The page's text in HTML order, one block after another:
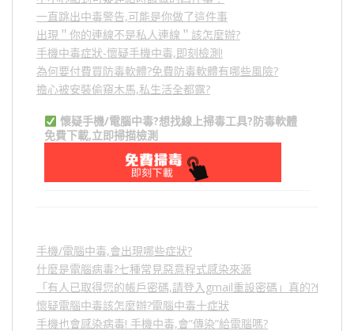
一直跳出中毒警告,可能是你做了這件事
出現＂你的連線不是私人連線＂該怎麼辦?
手機中毒症狀-懷疑手機中毒,即刻檢測!
為何要付費買防毒軟體?免費防毒軟體有哪些風險?
擔心被安裝偷窺木馬,私生活全都露?
懷疑手機/電腦中毒?想找線上掃毒工具?防毒軟體
免費下載,立即掃描檢測
手機/電腦中毒,會出現哪些症狀?
什麼是電腦病毒?七種常見惡意程式感染來源
「有人已取得您的帳戶密碼,請登入gmail重設密碼」真的?假的?5
懷疑電腦中毒該怎麼辦?電腦中毒十症狀
手機也會感染病毒! 手機中毒,會”傳染”給電腦嗎?